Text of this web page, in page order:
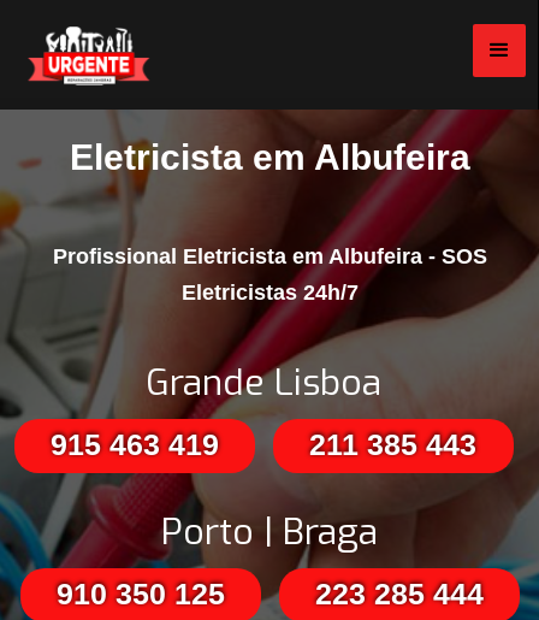
Eletricista em Albufeira
Profissional Eletricista em Albufeira - SOS
Eletricistas 24h/7
Grande Lisboa
915 463 419 211 385 443
Porto | Braga
910 350 125 223 285 444